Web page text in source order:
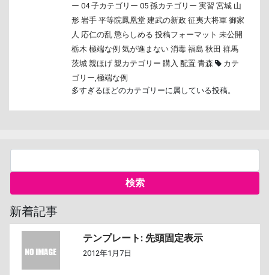
ー 04 子カテゴリー 05 孫カテゴリー 実習 宮城 山
形 岩手 平等院鳳凰堂 建武の新政 征夷大将軍 御家
人 応仁の乱 懲らしめる 投稿フォーマット 未公開
栃木 極端な例 気が進まない 消毒 福島 秋田 群馬
茨城 親ほげ 親カテゴリー 購入 配置 青森
カテ
ゴリー,極端な例
多すぎるほどのカテゴリーに属している投稿。
新着記事
テンプレート: 先頭固定表示
2012年1月7日